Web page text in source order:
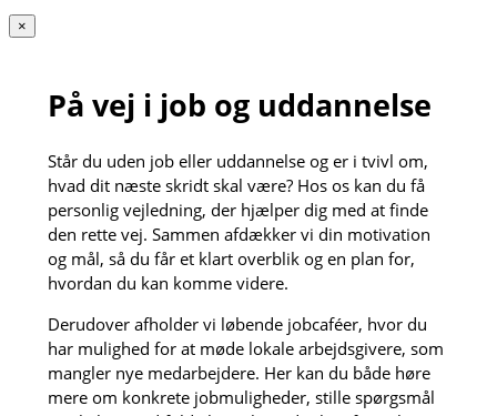
×
På vej i job og uddannelse
Står du uden job eller uddannelse og er i tvivl om,
hvad dit næste skridt skal være? Hos os kan du få
personlig vejledning, der hjælper dig med at finde
den rette vej. Sammen afdækker vi din motivation
og mål, så du får et klart overblik og en plan for,
hvordan du kan komme videre.
Derudover afholder vi løbende jobcaféer, hvor du
har mulighed for at møde lokale arbejdsgivere, som
mangler nye medarbejdere. Her kan du både høre
mere om konkrete jobmuligheder, stille spørgsmål